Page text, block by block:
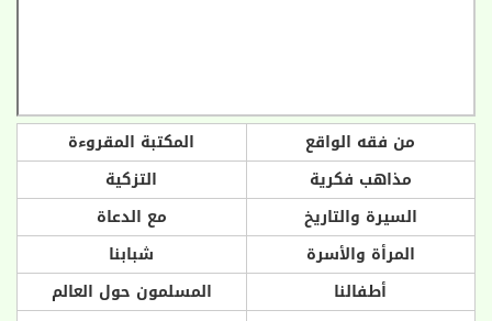
من فقه الواقع
المكتبة المقروءة
مذاهب فكرية
التزكية
السيرة والتاريخ
مع الدعاة
المرأة والأسرة
شبابنا
أطفالنا
المسلمون حول العالم